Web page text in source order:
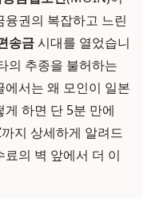
권의 복잡하고 느린
송금시대를 열었습니
의 추종을 불허하는
서는 왜 모인이 일본
하면 단 5분 만에
지 상세하게 알려드
의 벽 앞에서 더 이